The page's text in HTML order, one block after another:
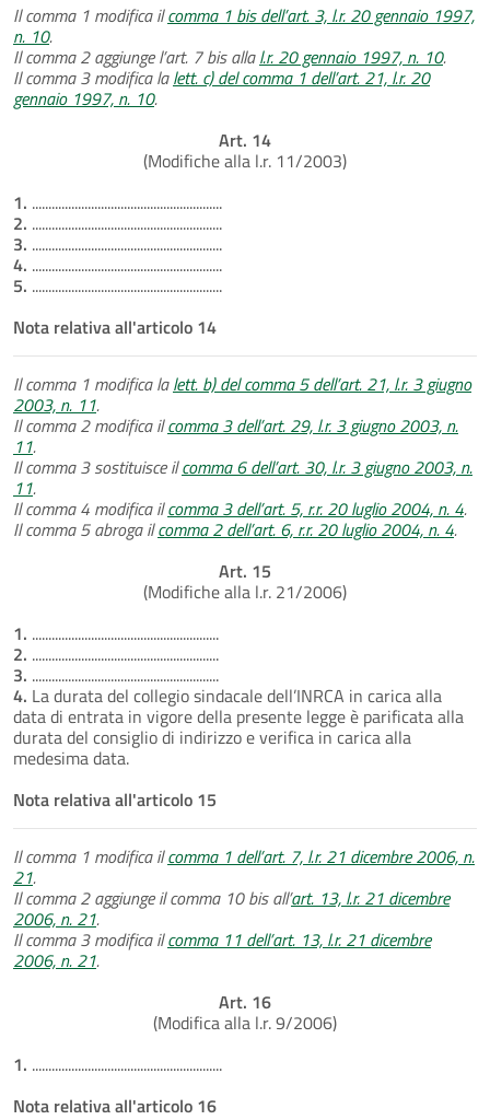
Il comma 1 modifica ilcomma 1 bis dell’art. 3, l.r. 20 gennaio 1997,
n. 10.
Il comma 2 aggiunge l’art. 7 bis allal.r. 20 gennaio 1997, n. 10.
Il comma 3 modifica lalett. c) del comma 1 dell’art. 21, l.r. 20
gennaio 1997, n. 10.
Art. 14
(Modifiche alla l.r. 11/2003)
1. ..........................................................
2. ..........................................................
3. ..........................................................
4. ..........................................................
5. ..........................................................
Nota relativa all'articolo 14
Il comma 1 modifica lalett. b) del comma 5 dell’art. 21, l.r. 3 giugno
2003, n. 11.
Il comma 2 modifica ilcomma 3 dell’art. 29, l.r. 3 giugno 2003, n.
11.
Il comma 3 sostituisce ilcomma 6 dell’art. 30, l.r. 3 giugno 2003, n.
11.
Il comma 4 modifica ilcomma 3 dell’art. 5, r.r. 20 luglio 2004, n. 4.
Il comma 5 abroga ilcomma 2 dell’art. 6, r.r. 20 luglio 2004, n. 4.
Art. 15
(Modifiche alla l.r. 21/2006)
1. .........................................................
2. .........................................................
3. .........................................................
4. La durata del collegio sindacale dell’INRCA in carica alla
data di entrata in vigore della presente legge è parificata alla
durata del consiglio di indirizzo e verifica in carica alla
medesima data.
Nota relativa all'articolo 15
Il comma 1 modifica ilcomma 1 dell’art. 7, l.r. 21 dicembre 2006, n.
21.
Il comma 2 aggiunge il comma 10 bis all’art. 13, l.r. 21 dicembre
2006, n. 21.
Il comma 3 modifica ilcomma 11 dell’art. 13, l.r. 21 dicembre
2006, n. 21.
Art. 16
(Modifica alla l.r. 9/2006)
1. ..........................................................
Nota relativa all'articolo 16